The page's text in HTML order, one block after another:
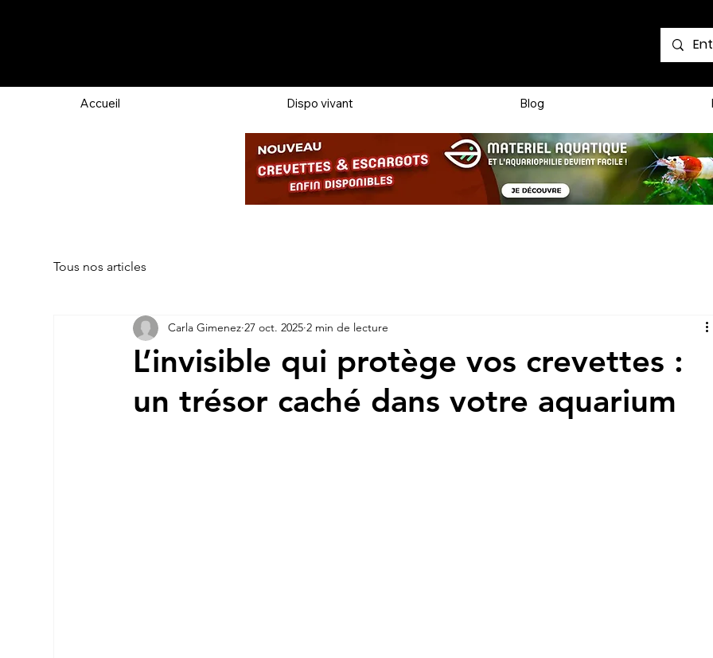
Accueil Dispo vivant Blog
Tous nos articles
L’invisible qui protège vos crevettes :
un trésor caché dans votre aquarium
Carla Gimenez 27 oct. 2025 2 min de lecture